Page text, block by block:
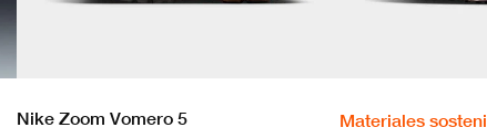
Nike Zoom Vomero 5
Materiales